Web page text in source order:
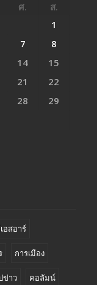
ศ.
ส.
1
7
8
14
15
21
22
28
29
อสอาร์
การเมือง
ข่าว คอลัมน์